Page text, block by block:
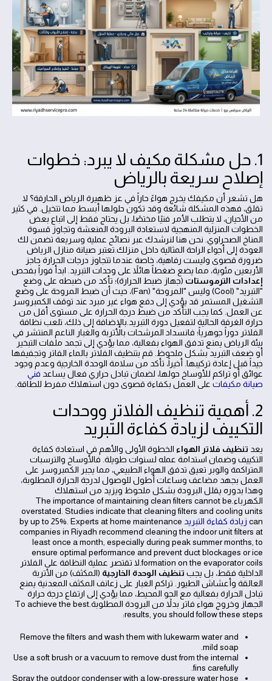
1. حل مشكلة مكيف لا يبرد: خطوات
إصلاح سريعة بالرياض
هل تشعر أن مكيفك يخرج هواءً حاراً في عز ظهيرة الرياض الحارقة؟ لا
تقلق، فهذه المشكلة شائعة وقد تكون حلولها أبسط مما تتخيل. في كثير
من الأحيان، لا يتطلب الأمر فنيًا مختصًا، بل يحتاج فقط إلى اتباع بعض
الخطوات المنزلية المنهجية لاستعادة البرودة المنعشة وتجاوز قسوة
المناخ الصحراوي. نحن هنا لنرشدك عبر نصائح عملية وسريعة تضمن لك
العودة إلى أجواء الراحة المثالية داخل منزلك.تعتبر صيانة منازل الرياض
ضرورة قصوى وليست رفاهية، خاصة عندما تتجاوز درجات الحرارة حاجز
الأربعين مئوية، مما يضع ضغطاً هائلاً على وحدات التبريد. ابدأ فوراً بفحص
إعدادات الترموستات (جهاز ضبط الحرارة)؛ تأكد من ضبطه على وضع
"التبريد" (Cool) وليس "المروحة" (Fan)، حيث أن ضبط المروحة على وضع
التشغيل المستمر قد يؤدي إلى دفع هواء غير مبرد عند توقف الكمبروسر
عن العمل. كما يجب التأكد من ضبط درجة الحرارة على مستوى أقل من
حرارة الغرفة الحالية لتفعيل دورة التبريد.بالإضافة إلى ذلك، تلعب نظافة
الفلاتر دوراً جوهرياً؛ فانسداد المرشحات بالأتربة والغبار الناعم المنتشر في
بيئة الرياض يمنع تدفق الهواء بفعالية، مما يؤدي إلى تجمد ملفات التبخير
أو ضعف التبريد بشكل ملحوظ. قم بتنظيف الفلاتر بالماء الفاتر وتجفيفها
جيداً قبل إعادة تركيبها. أخيراً، تأكد من سلامة الوحدة الخارجية وعدم وجود
عوائق أو تراكم للأوساخ حولها، لضمان تبادل حراري فعال يساعد فني
صيانة مكيفات على العمل بكفاءة قصوى دون استهلاك مفرط للطاقة.
2. أهمية تنظيف الفلاتر ووحدات
التكييف لزيادة كفاءة التبريد
يعد تنظيف فلاتر الهواء الخطوة الأولى والأهم في استعادة كفاءة
التكييف وضمان استدامة عمله لسنوات طويلة. فالأوساخ والترسبات
المتراكمة والوبر تعيق تدفق الهواء الطبيعي، مما يجبر الكمبروسر على
العمل بجهد مضاعف وساعات أطول للوصول لدرجة الحرارة المطلوبة،
وهذا بدوره يقلل البرودة بشكل ملحوظ ويزيد من استهلاك
الكهرباء.The importance of maintaining clean filters cannot be
overstated. Studies indicate that cleaning filters and cooling units
can زيادة كفاءة التبريد by up to 25%. Experts at home maintenance
companies in Riyadh recommend cleaning the indoor unit filters at
least once a month, especially during peak summer months, to
ensure optimal performance and prevent duct blockages or ice
formation on the evaporator coils.لا تقتصر عملية النظافة على الفلاتر
الداخلية فقط، بل يجب تنظيف الوحدة الخارجية (المكثف) من الأتربة
العالقة وأعشاش الطيور. تراكم الغبار على زعانف المكثف المعدنية يمنع
تبادل الحرارة بفعالية مع الجو المحيط، مما يؤدي إلى ارتفاع درجة حرارة
الجهاز وخروج هواء فاتر بدلاً من البرودة المطلوبة.To achieve the best
results, you should follow these steps:
Remove the filters and wash them with lukewarm water and
mild soap.
Use a soft brush or a vacuum to remove dust from the internal
fins carefully.
Spray the outdoor condenser with a low-pressure water hose